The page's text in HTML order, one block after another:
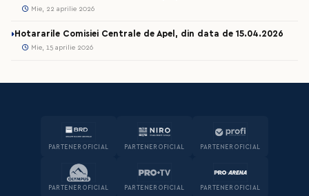
Mie, 22 aprilie 2026
Hotararile Comisiei Centrale de Apel, din data de 15.04.2026
Mie, 15 aprilie 2026
PARTENER OFICIAL PARTENER OFICIAL PARTENER OFICIAL
PARTENER OFICIAL PARTENER OFICIAL PARTENER OFICIAL